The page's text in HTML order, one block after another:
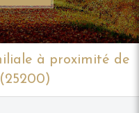
à proximité de